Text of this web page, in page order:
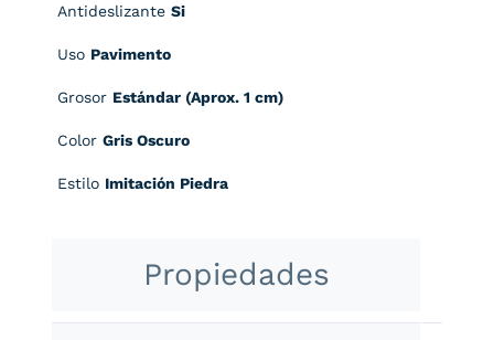
Antideslizante Si
Uso Pavimento
Grosor Estándar (Aprox. 1 cm)
Color Gris Oscuro
Estilo Imitación Piedra
Propiedades